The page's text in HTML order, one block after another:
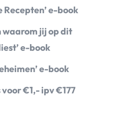
Recepten’ e-book
waarom jij op dit
e-book
e-book
€1,- ipv €177